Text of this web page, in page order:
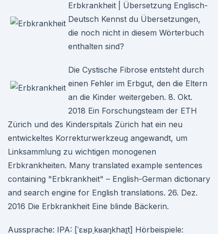
Erbkrankheit | Übersetzung Englisch-
Deutsch Kennst du Übersetzungen,
die noch nicht in diesem Wörterbuch
enthalten sind?
Die Cystische Fibrose entsteht durch
einen Fehler im Erbgut, den die Eltern
an die Kinder weitergeben. 8. Okt.
2018 Ein Forschungsteam der ETH
Zürich und des Kinderspitals Zürich hat ein neu
entwickeltes Korrekturwerkzeug angewandt, um
Linksammlung zu wichtigen monogenen
Erbkrankheiten. Many translated example sentences
containing "Erbkrankheit" – English-German dictionary
and search engine for English translations. 26. Dez.
2016 Die Erbkrankheit Eine blinde Bäckerin.
Aussprache: IPA: [ˈɛʁpˌkʁaŋkhaɪ̯t] Hörbeispiele: